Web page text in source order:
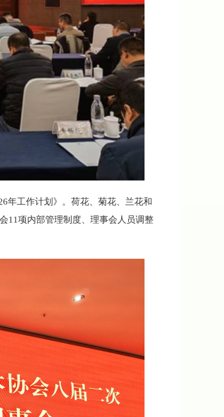
工作计划》。荷花、菊花、兰花和
11项内部管理制度、理事会人员调整